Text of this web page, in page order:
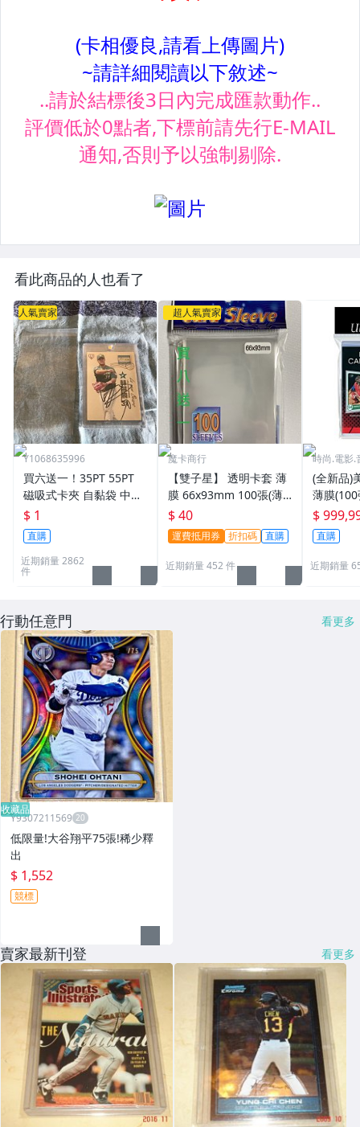
看此商品的人也看了
人氣賣家
Y1068635996
買六送一！35PT 55PT
磁吸式卡夾 自黏袋 中華
職棒球員卡 遊戲王 寶可
夢PTCG 漫威 ultra pro
可用
$ 1
直購
近期銷量 2862
件
超人氣賣家
魔卡商行
【雙子星】 透明卡套 薄
膜 66x93mm 100張(薄)
適用 BBM MLB Topps C
PBL 球員卡
$ 40
運費抵用券 折扣碼 直購
近期銷量 452 件
時尚.電影.
(全新品)
薄膜
次到貨
$
直購
近期銷量
行動任意門 看更多
收藏品
Y9307211569
低限量!大谷翔平75張!稀少釋
出
$ 1,552
競標
賣家最新刊登 看更多